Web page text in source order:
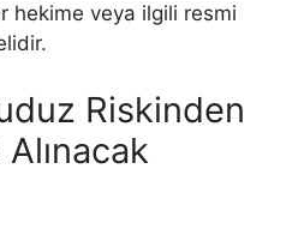
hekime veya ilgili resmi
Riskinden